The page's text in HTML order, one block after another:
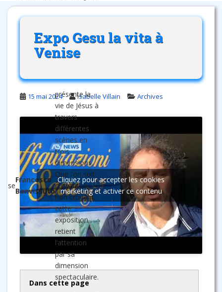
Expo Gesu la vita à
Venise
15 mai 2024 Isabelle Villain Archives
Francesco
Bonvissuto
présente la
vie de Jésus à
travers
différentes
scènes en
trois
dimensions.
Que l’on soit
croyant ou
non croyant,
cette
exposition
retient
l’attention
par sa
dimension
spectaculaire.
Cliquez pour accepter les cookies
marketing et activer ce contenu
Dans cette page